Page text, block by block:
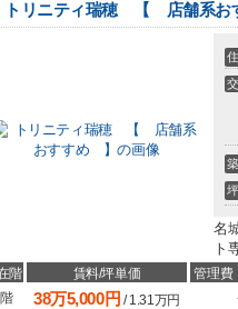
トリニティ瑞穂 【 店舗系お
名
ト
階 賃料/坪単価 管理費
38万5,000円 /1.31万円